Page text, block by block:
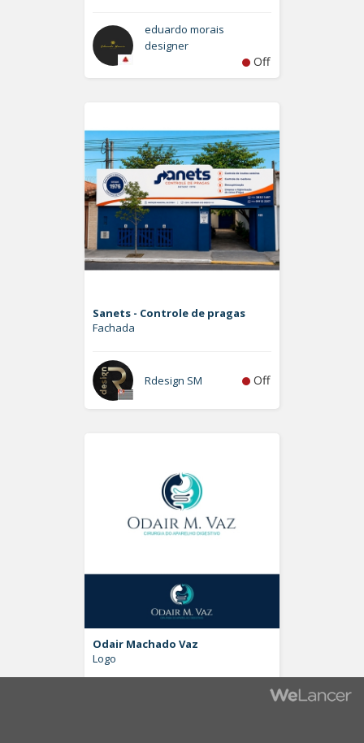
eduardo morais
designer
Off
Sanets - Controle de pragas
Fachada
Rdesign SM Off
Odair Machado Vaz
Logo